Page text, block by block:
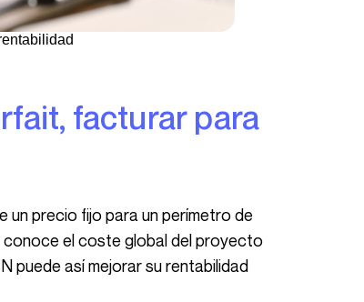
conoce el coste global del proyecto
puede así mejorar su rentabilidad